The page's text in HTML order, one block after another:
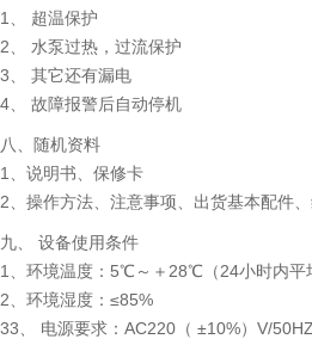
1、 超温保护
2、 水泵过热，过流保护
3、 其它还有漏电
4、 故障报警后自动停机
八、随机资料
1、说明书、保修卡
2、操作方法、注意事项、出货基本配件
九、 设备使用条件
1、环境温度：5℃～＋28℃（24小时内平
2、环境湿度：≤85%
33、 电源要求：AC220（ ±10%）V/